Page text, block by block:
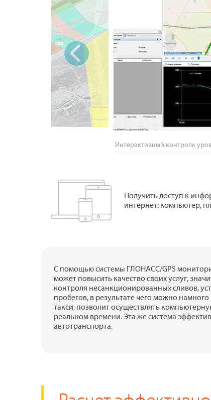
Интерактивный контроль
Получить доступ к
интернет: компьютер,
С помощью системы ГЛОНАСС/GPS
может повысить качество своих услуг,
контроля несанкционированных сливов,
пробегов, в результате чего можно
такси, позволит осуществлять
реальном времени. Эта же система
автотранспорта.